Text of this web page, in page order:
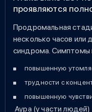
проявляются
Продромальная
несколько часов
синдрома. Симптомы
повышенную
трудности с
повышенную
Аура (у части